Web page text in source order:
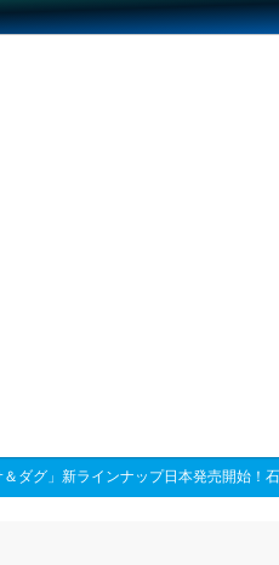
＆ダグ」新ラインナップ日本発売開始！